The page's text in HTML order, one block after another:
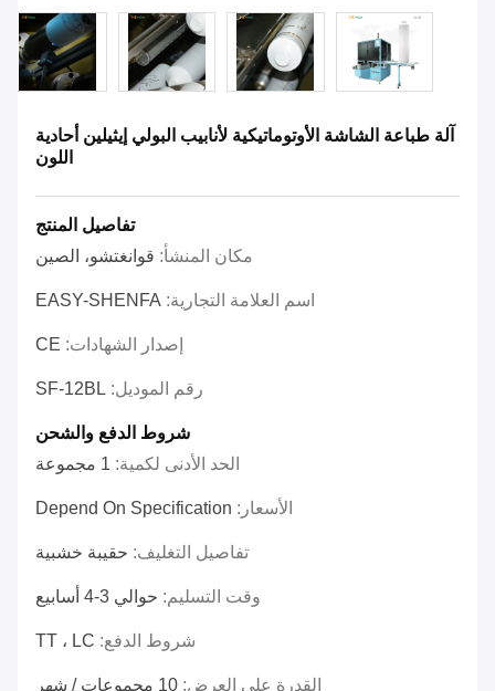
آلة طباعة الشاشة الأوتوماتيكية لأنابيب البولي إيثيلين أحادية
اللون
تفاصيل المنتج
مكان المنشأ: قوانغتشو، الصين
اسم العلامة التجارية: EASY-SHENFA
إصدار الشهادات: CE
رقم الموديل: SF-12BL
شروط الدفع والشحن
الحد الأدنى لكمية: 1 مجموعة
الأسعار: Depend On Specification
تفاصيل التغليف: حقيبة خشبية
وقت التسليم: حوالي 3-4 أسابيع
شروط الدفع: TT ، LC
القدرة على العرض: 10 مجموعات / شهر